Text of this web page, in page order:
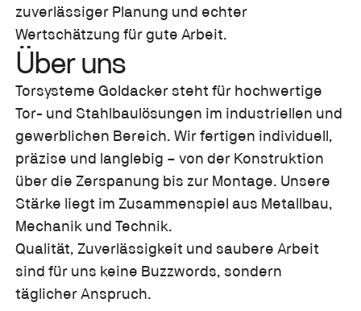
zuverlässiger Planung und echter
Wertschätzung für gute Arbeit.
Über uns
Torsysteme Goldacker steht für hochwertige
Tor- und Stahlbaulösungen im industriellen und
gewerblichen Bereich. Wir fertigen individuell,
präzise und langlebig – von der Konstruktion
über die Zerspanung bis zur Montage. Unsere
Stärke liegt im Zusammenspiel aus Metallbau,
Mechanik und Technik.
Qualität, Zuverlässigkeit und saubere Arbeit
sind für uns keine Buzzwords, sondern
täglicher Anspruch.